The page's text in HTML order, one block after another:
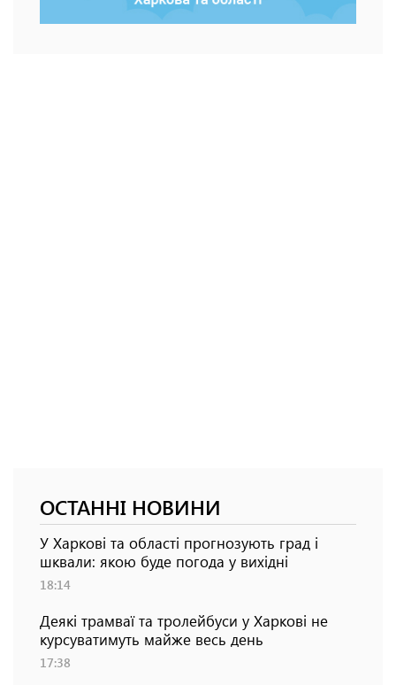
ОСТАННІ НОВИНИ
У Харкові та області прогнозують град і
шквали: якою буде погода у вихідні
18:14
Деякі трамваї та тролейбуси у Харкові не
курсуватимуть майже весь день
17:38